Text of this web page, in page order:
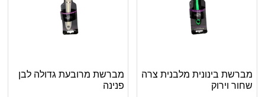
מברשת בינונית מלבנית צרה
שחור וירוק
מברשת מרובעת גדולה לבן
פנינה